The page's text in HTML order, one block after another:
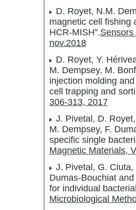
D. Royet, N.M.
magnetic cell fishing
HCR-MISH”.
nov.2018
D. Royet, Y.
M. Dempsey, M.
injection molding
cell trapping and
306-313, 2017
J. Pivetal, D.
M. Dempsey, F.
specific single
Magnetic Materials,
J. Pivetal, G.
Dumas-Bouchiat
for individual
Microbiological